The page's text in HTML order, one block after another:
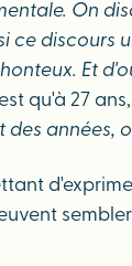
On
ce
Et
qu'à 27
des années,